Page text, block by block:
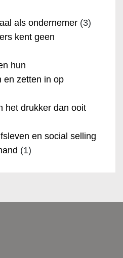
als ondernemer (3)
kent geen
hun
en zetten in op
het drukker dan ooit
en social selling
(1)